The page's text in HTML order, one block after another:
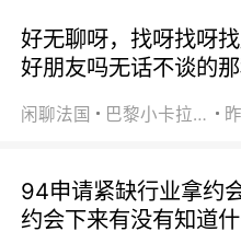
好无聊呀，找呀找呀
好朋友吗无话不谈的那
闲聊法国 巴黎小卡拉咪
94申请紧缺行业拿约
约会下来有没有知道什